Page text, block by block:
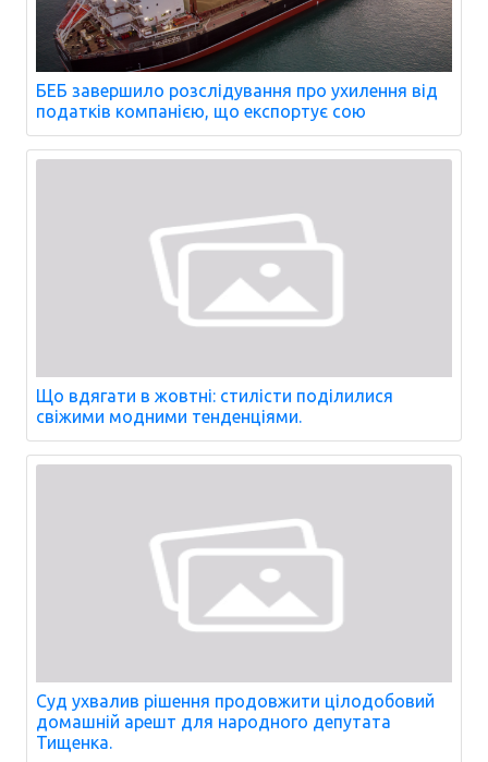
БЕБ завершило розслідування про ухилення від
податків компанією, що експортує сою
Що вдягати в жовтні: стилісти поділилися
свіжими модними тенденціями.
Суд ухвалив рішення продовжити цілодобовий
домашній арешт для народного депутата
Тищенка.